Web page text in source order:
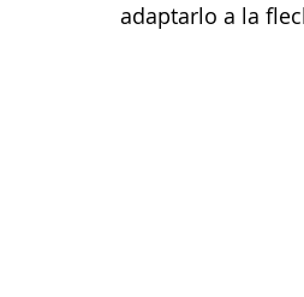
adaptarlo a la